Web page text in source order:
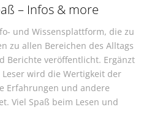
– Infos & more
und Wissensplattform, die zu
zu allen Bereichen des Alltags
Berichte veröffentlicht. Ergänzt
wird die Wertigkeit der
Erfahrungen und andere
Viel Spaß beim Lesen und